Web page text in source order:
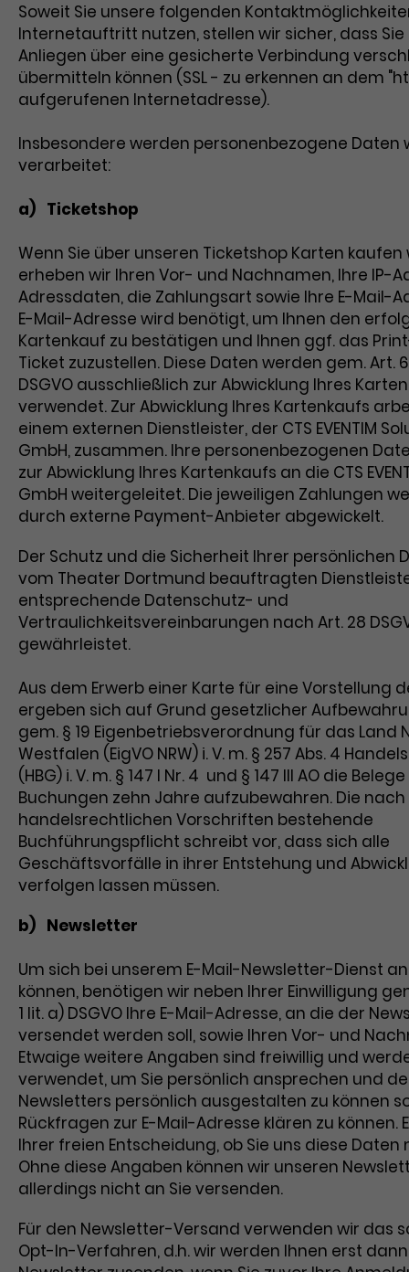
Soweit Sie unsere folgenden
Internetauftritt nutzen, stellen wir sicher, dass Sie
Anliegen über eine gesicherte Verbindung
übermitteln können (SSL - zu erkennen an dem
aufgerufenen Internetadresse).
Insbesondere werden personenbezogene Daten
verarbeitet:
a) Ticketshop
Wenn Sie über unseren Ticketshop Karten kaufen
erheben wir Ihren Vor- und Nachnamen, Ihre IP-
Adressdaten, die Zahlungsart sowie Ihre E-Mail-
E-Mail-Adresse wird benötigt, um Ihnen den
Kartenkauf zu bestätigen und Ihnen ggf. das
Ticket zuzustellen. Diese Daten werden gem. Art. 6
DSGVO ausschließlich zur Abwicklung Ihres
verwendet. Zur Abwicklung Ihres Kartenkaufs
einem externen Dienstleister, der CTS EVENTIM
GmbH, zusammen. Ihre personenbezogenen
zur Abwicklung Ihres Kartenkaufs an die CTS
GmbH weitergeleitet. Die jeweiligen Zahlungen
durch externe Payment-Anbieter abgewickelt.
Der Schutz und die Sicherheit Ihrer persönlichen
vom Theater Dortmund beauftragten
entsprechende Datenschutz- und
Vertraulichkeitsvereinbarungen nach Art. 28
gewährleistet.
Aus dem Erwerb einer Karte für eine Vorstellung
ergeben sich auf Grund gesetzlicher
gem. § 19 Eigenbetriebsverordnung für das Land
Westfalen (EigVO NRW) i. V. m. § 257 Abs. 4
(HBG) i. V. m. § 147 I Nr. 4 und § 147 III AO die
Buchungen zehn Jahre aufzubewahren. Die
handelsrechtlichen Vorschriften bestehende
Buchführungspflicht schreibt vor, dass sich alle
Geschäftsvorfälle in ihrer Entstehung und
verfolgen lassen müssen.
b) Newsletter
Um sich bei unserem E-Mail-Newsletter-Dienst
können, benötigen wir neben Ihrer Einwilligung
1 lit. a) DSGVO Ihre E-Mail-Adresse, an die der
versendet werden soll, sowie Ihren Vor- und
Etwaige weitere Angaben sind freiwillig und
verwendet, um Sie persönlich ansprechen und
Newsletters persönlich ausgestalten zu können
Rückfragen zur E-Mail-Adresse klären zu können.
Ihrer freien Entscheidung, ob Sie uns diese Daten
Ohne diese Angaben können wir unseren
allerdings nicht an Sie versenden.
Für den Newsletter-Versand verwenden wir das
Opt-In-Verfahren, d.h. wir werden Ihnen erst